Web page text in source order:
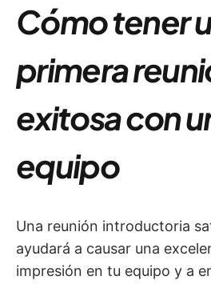
Cómo tener
primera
exitosa con
equipo
Una reunión introductoria
ayudará a causar una
impresión en tu equipo y a